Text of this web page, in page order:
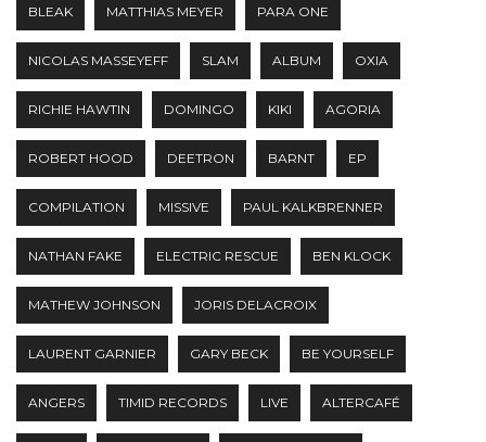
BLEAK MATTHIAS MEYER PARA ONE
NICOLAS MASSEYEFF SLAM ALBUM OXIA
RICHIE HAWTIN DOMINGO KIKI AGORIA
ROBERT HOOD DEETRON BARNT EP
COMPILATION MISSIVE PAUL KALKBRENNER
NATHAN FAKE ELECTRIC RESCUE BEN KLOCK
MATHEW JOHNSON JORIS DELACROIX
LAURENT GARNIER GARY BECK BE YOURSELF
ANGERS TIMID RECORDS LIVE ALTERCAFÉ